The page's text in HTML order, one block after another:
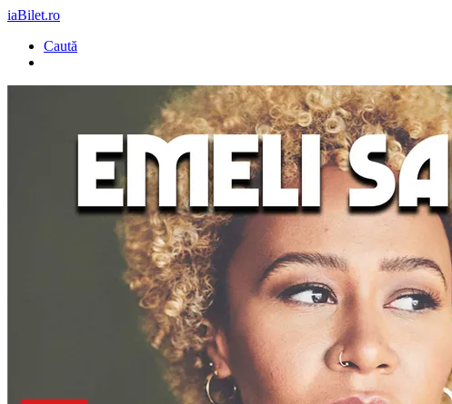
iaBilet.ro
Caută